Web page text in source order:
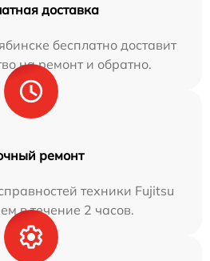
доставка
бесплатно доставит
на ремонт и обратно.
ремонт
техники Fujitsu
в течение 2 часов.